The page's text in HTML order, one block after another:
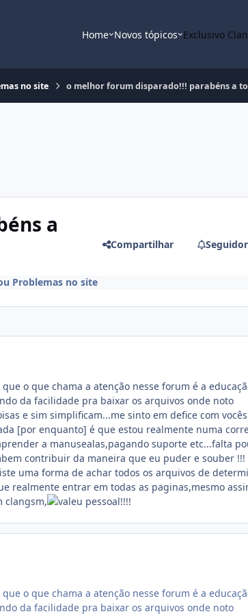
Home Novos tópicos Exclusivo
no site o melhor forum disparado!!! parabéns a
a
Compartilhar
Problemas no site
o que chama a atenção nesse forum é a
da facilidade pra baixar os arquivos onde noto
e sim simplificam...me sinto em defice com
[por enquanto] é que estou realmente numa
a manusealas,pagando suporte etc...falta
contribuir da maneira que eu puder e souber !!!
uma forma de achar todos os arquivos de
realmente entrar em todas as paginas,mesmo
clangsm,
pessoal!!!!
o que chama a atenção nesse forum é a
da facilidade pra baixar os arquivos onde noto